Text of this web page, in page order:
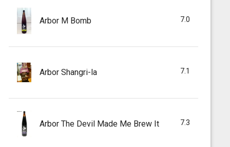
Arbor M Bomb 7.0
Arbor Shangri-la 7.1
Arbor The Devil Made Me Brew It 7.3